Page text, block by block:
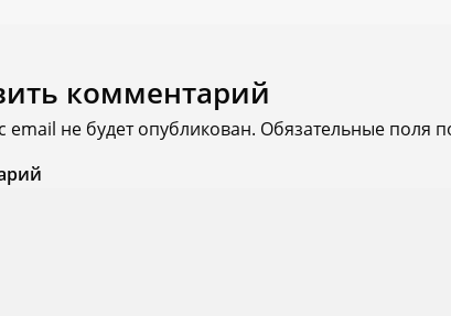
комментарий
email не будет опубликован. Обязательные поля